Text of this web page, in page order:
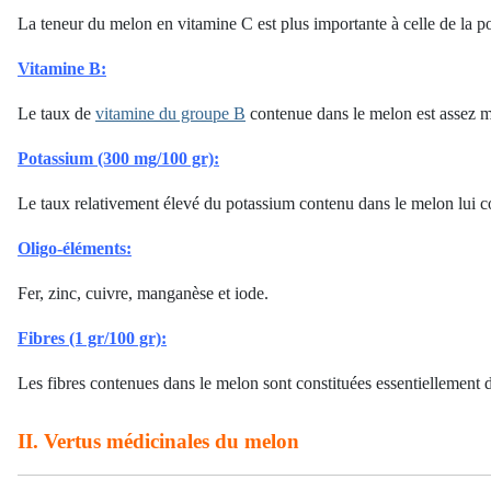
La teneur du melon en vitamine C est plus importante à celle de la
Vitamine B:
Le taux de vitamine du groupe B contenue dans le melon est assez
Potassium (300 mg/100 gr):
Le taux relativement élevé du potassium contenu dans le melon lui
Oligo-éléments:
Fer, zinc, cuivre, manganèse et iode.
Fibres (1 gr/100 gr):
Les fibres contenues dans le melon sont constituées
II. Vertus médicinales du melon